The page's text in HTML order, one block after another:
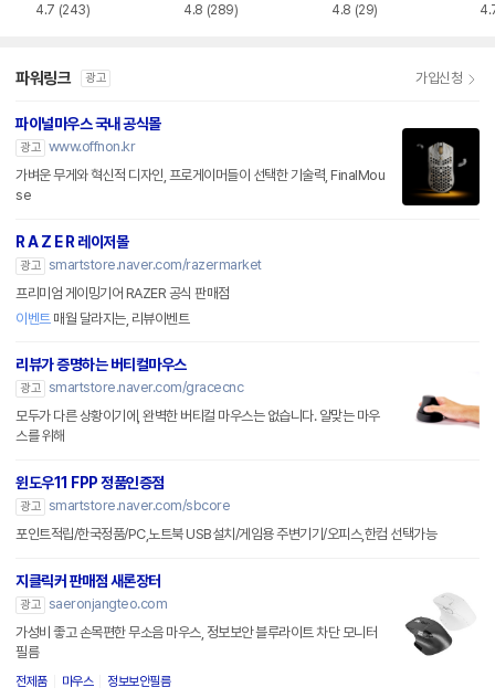
4.7 (243) 4.8 (289) 4.8 (29)
파워링크 광고 가입신청
파이널마우스 국내 공식몰
광고 www.offnon.kr
가벼운 무게와 혁신적 디자인, 프로게이머들이 선택한 기술력, FinalMou
se
R A Z E R 레이저몰
광고 smartstore.naver.com/razermarket
프리미엄 게이밍기어 RAZER 공식 판매점
이벤트매월 달라지는, 리뷰이벤트
리뷰가 증명하는 버티컬마우스
광고 smartstore.naver.com/gracecnc
모두가 다른 상황이기에, 완벽한 버티컬 마우스는 없습니다. 알맞는 마우
스를 위해
윈도우11 FPP 정품인증점
광고 smartstore.naver.com/sbcore
포인트적립/한국정품/PC,노트북 USB설치/게임용 주변기기/오피스,한컴 선택가능
지클릭커 판매점 새론장터
광고 saeronjangteo.com
가성비 좋고 손목편한 무소음 마우스, 정보보안 블루라이트 차단 모니터
필름
전제품 마우스 정보보안필름